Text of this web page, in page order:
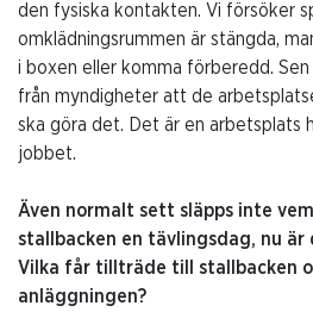
den fysiska kontakten. Vi försöker
omklädningsrummen är stängda,
i boxen eller komma förberedd.
från myndigheter att de
ska göra det. Det är en arbetsplats
jobbet.
Även normalt sett släpps inte
stallbacken en tävlingsdag, nu är
Vilka får tillträde till stallbacken
anläggningen?